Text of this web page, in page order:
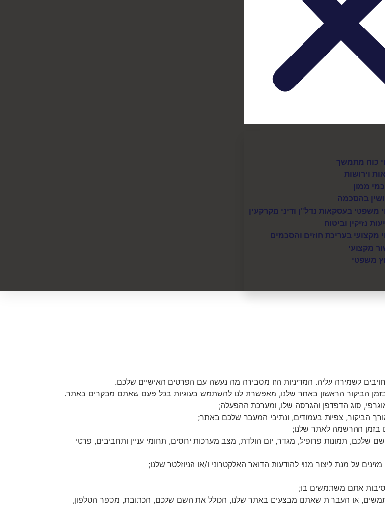
כוח מתמשך
וירושות
ממון
בהסכמה
משפטי בעסקאות נדל"ן ודיני מקרקעין
נזיקין וביטוח
מקצועי בעריכת חוזים והסכמים
מקצועי
משפטי
לשמירה עליה. המדיניות הזו מסבירה מה נעשה עם הפרטים האישיים שלכם.
הביקור הראשון באתר שלנו, מאפשרת לנו להשתמש בעוגיות בכל פעם שאתם מבקרים באתר.
הביקור, צפיות בעמודים, ונתיבי המעבר שלכם באתר;
בזמן ההרשמה לאתר שלנו;
שלכם, תמונות פרופיל, מגדר, יום הולדת, מצב מערכות יחסים, תחומי עניין ותחביבים, פרטי
על מנת ליצור מנוי להודעות הדואר האלקטרוני ו/או הניוזלטר שלנו;
אתם משתמשים בו;
או העברות שאתם מבצעים באתר שלנו, הכולל את השם שלכם, הכתובת, מספר הטלפון,